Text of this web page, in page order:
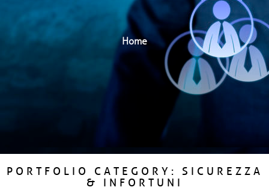
Home
PORTFOLIO CATEGORY: SICUREZZA
& INFORTUNI